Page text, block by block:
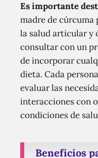
Es importante
madre de cúrcuma
la salud articular y
consultar con un
de incorporar
dieta. Cada
evaluar las
interacciones con
condiciones de
Beneficios